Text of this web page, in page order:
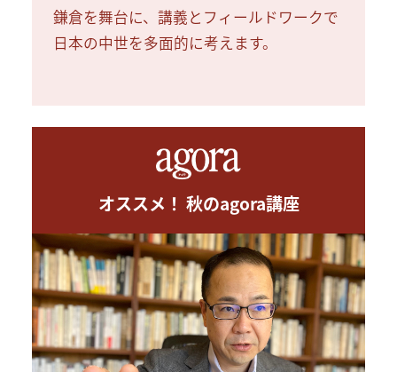
鎌倉を舞台に、講義とフィールドワークで
日本の中世を多面的に考えます。
オススメ！ 秋のagora講座